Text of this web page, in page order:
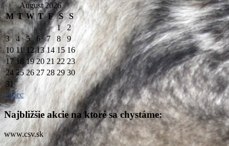
August 2026
M T W T F S
S
1
2
3
4 5 6 7 8
9
10 11 12 13 14 15 16
17 18 19 20 21 22 23
24 25 26 27 28 29 30
31
« Dec
Najbližšie akcie na ktoré sa chystáme:
www.csv.sk